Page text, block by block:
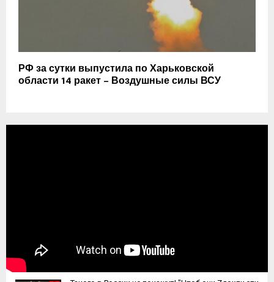
РФ за сутки выпустила по Харьковской
области 14 ракет – Воздушные силы ВСУ